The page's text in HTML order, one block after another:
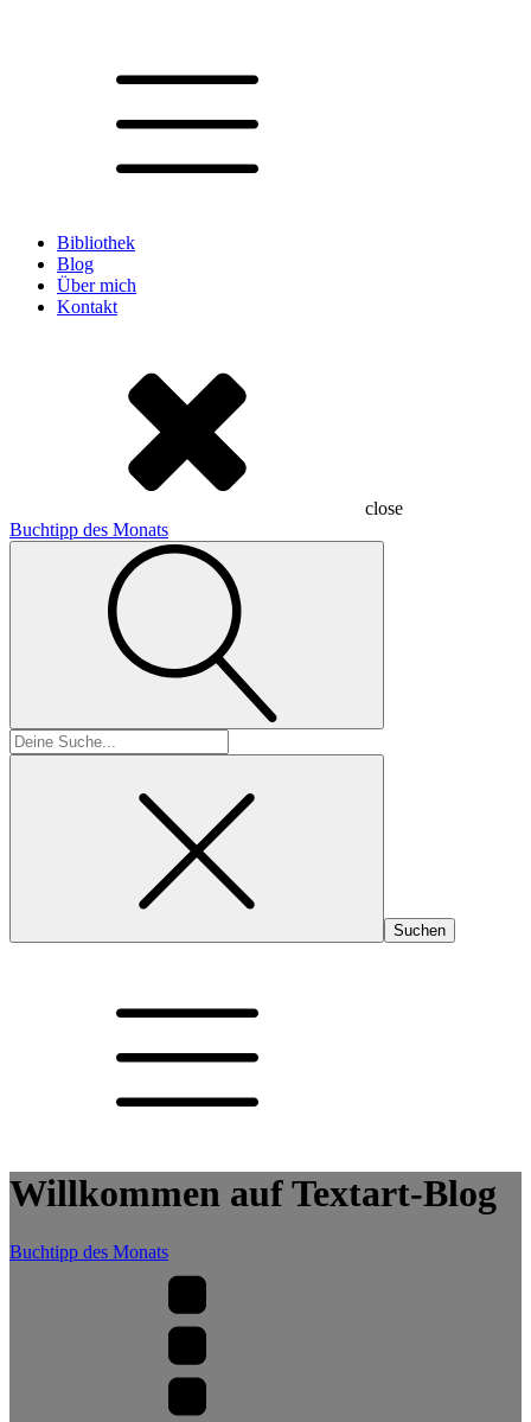
Bibliothek
Blog
Über mich
Kontakt
close
Buchtipp des Monats
Suchen
nach:
Willkommen auf Textart-Blog
Buchtipp des Monats